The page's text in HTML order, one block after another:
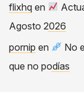
flixhq en
Agosto 2026
pornip en
No
que no podías